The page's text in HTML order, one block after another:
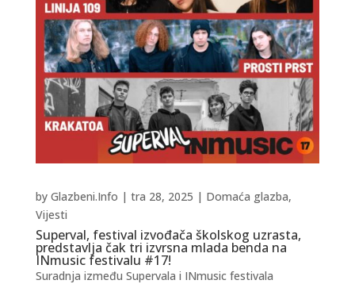
Superval, festival izvođača školskog uzrasta,
predstavlja čak tri izvrsna mlada benda na
INmusic festivalu #17!
by Glazbeni.Info | tra 28, 2025 | Domaća glazba,
Vijesti
Suradnja između Supervala i INmusic festivala